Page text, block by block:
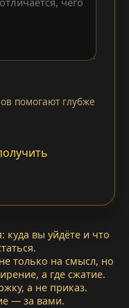
помогают глубже
куда вы уйдёте и что
только на смысл, но
а где сжатие.
а не приказ.
— за вами.